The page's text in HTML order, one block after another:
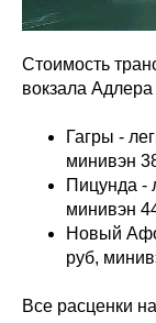
Стоимость
вокзала
Гагры -
минивэн
Пицунда -
минивэн
Новый
руб,
Все расценки